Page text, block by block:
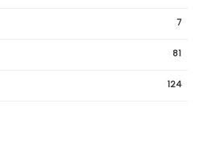
7
81
124